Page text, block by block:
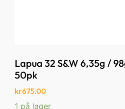
Lapua 32 S&W 6,35g /
50pk
kr675.00
1 på lager